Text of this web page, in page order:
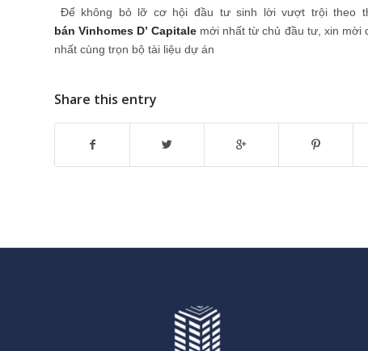
Để không bỏ lỡ cơ hội đầu tư sinh lời vượt trội theo
bán Vinhomes D’ Capitalemới nhất từ chủ đầu tư, xin mời
nhất cùng trọn bộ tài liệu dự án
Share this entry